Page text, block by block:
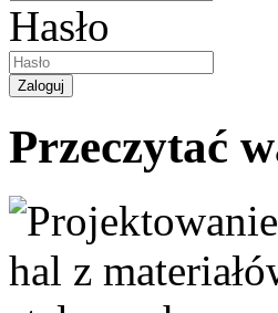
Hasło
Przeczytać